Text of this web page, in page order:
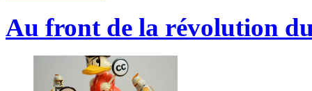
Au front de la révolution